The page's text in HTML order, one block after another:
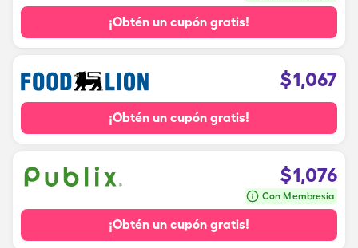
¡Obtén un cupón gratis!
$1,067
¡Obtén un cupón gratis!
$1,076
Con Membresía
¡Obtén un cupón gratis!